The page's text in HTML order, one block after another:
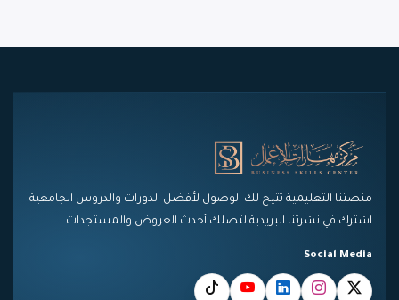
منصتنا التعليمية تتيح لك الوصول لأفضل الدورات والدروس الجامعية.
اشترك في نشرتنا البريدية لتصلك أحدث العروض والمستجدات.
Social Media